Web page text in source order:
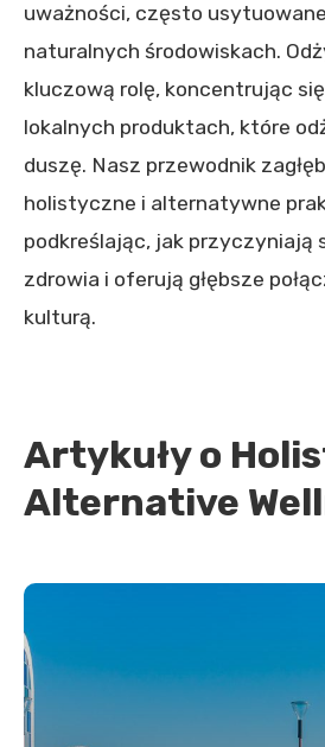
uważności, często
naturalnych środowiskach.
kluczową rolę, koncentrując
lokalnych produktach, które
duszę. Nasz przewodnik
holistyczne i alternatywne
podkreślając, jak przyczyniają
zdrowia i oferują głębsze
kulturą.
Artykuły o
Alternative